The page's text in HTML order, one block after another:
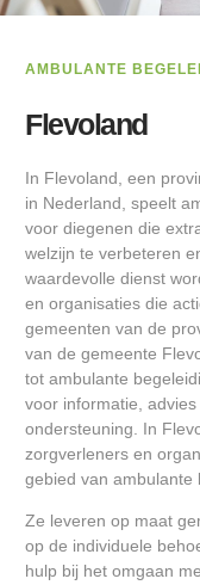
AMBULANTE
Flevoland
In Flevoland, een
in Nederland, speelt
voor diegenen die
welzijn te verbeteren
waardevolle dienst
en organisaties die
gemeenten van de
van de gemeente
tot ambulante
voor informatie,
ondersteuning. In
zorgverleners en
gebied van ambulante
Ze leveren op maat
op de individuele
hulp bij het omgaan